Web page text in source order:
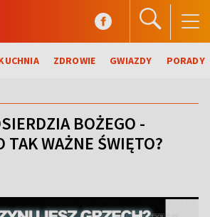
ZDROWIE GWIAZDY PORADY
BOŻEGO -
TAK WAŻNE ŚWIĘTO?